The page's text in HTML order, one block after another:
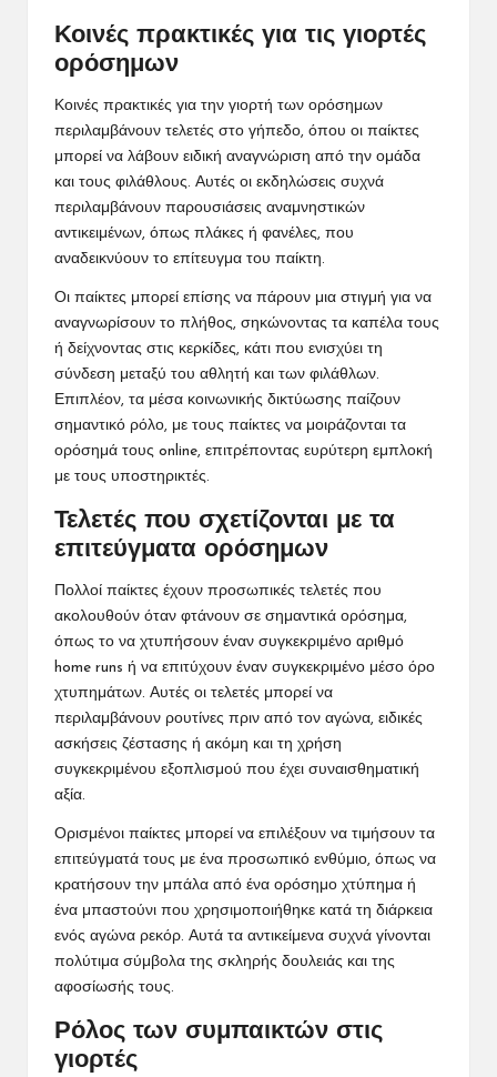
Κοινές πρακτικές για τις γιορτές
ορόσημων
Κοινές πρακτικές για την γιορτή των ορόσημων
περιλαμβάνουν τελετές στο γήπεδο, όπου οι παίκτες
μπορεί να λάβουν ειδική αναγνώριση από την ομάδα
και τους φιλάθλους. Αυτές οι εκδηλώσεις συχνά
περιλαμβάνουν παρουσιάσεις αναμνηστικών
αντικειμένων, όπως πλάκες ή φανέλες, που
αναδεικνύουν το επίτευγμα του παίκτη.
Οι παίκτες μπορεί επίσης να πάρουν μια στιγμή για να
αναγνωρίσουν το πλήθος, σηκώνοντας τα καπέλα τους
ή δείχνοντας στις κερκίδες, κάτι που ενισχύει τη
σύνδεση μεταξύ του αθλητή και των φιλάθλων.
Επιπλέον, τα μέσα κοινωνικής δικτύωσης παίζουν
σημαντικό ρόλο, με τους παίκτες να μοιράζονται τα
ορόσημά τους online, επιτρέποντας ευρύτερη εμπλοκή
με τους υποστηρικτές.
Τελετές που σχετίζονται με τα
επιτεύγματα ορόσημων
Πολλοί παίκτες έχουν προσωπικές τελετές που
ακολουθούν όταν φτάνουν σε σημαντικά ορόσημα,
όπως το να χτυπήσουν έναν συγκεκριμένο αριθμό
home runs ή να επιτύχουν έναν συγκεκριμένο μέσο όρο
χτυπημάτων. Αυτές οι τελετές μπορεί να
περιλαμβάνουν ρουτίνες πριν από τον αγώνα, ειδικές
ασκήσεις ζέστασης ή ακόμη και τη χρήση
συγκεκριμένου εξοπλισμού που έχει συναισθηματική
αξία.
Ορισμένοι παίκτες μπορεί να επιλέξουν να τιμήσουν τα
επιτεύγματά τους με ένα προσωπικό ενθύμιο, όπως να
κρατήσουν την μπάλα από ένα ορόσημο χτύπημα ή
ένα μπαστούνι που χρησιμοποιήθηκε κατά τη διάρκεια
ενός αγώνα ρεκόρ. Αυτά τα αντικείμενα συχνά γίνονται
πολύτιμα σύμβολα της σκληρής δουλειάς και της
αφοσίωσής τους.
Ρόλος των συμπαικτών στις
γιορτές